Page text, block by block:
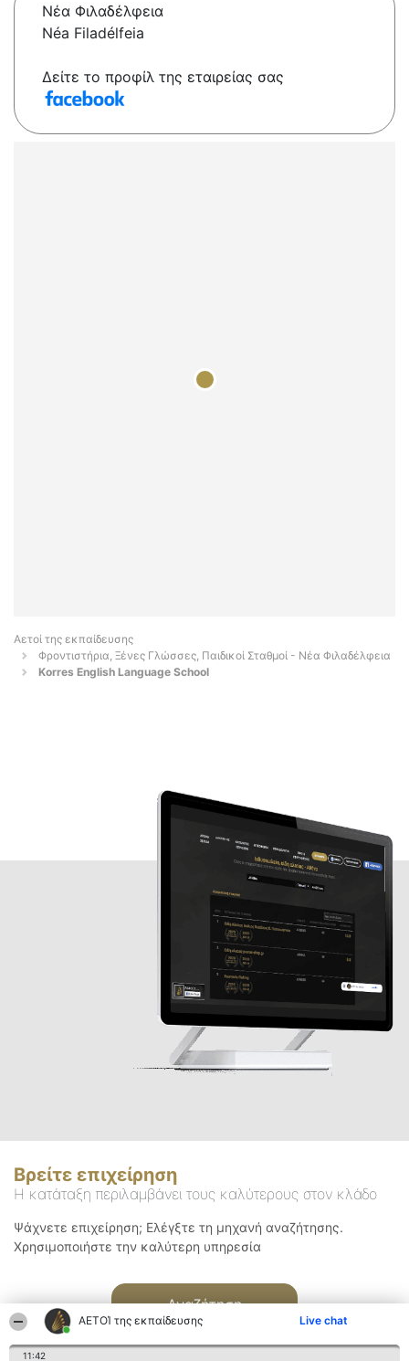
ΑΕΤΟΊ της εκπαίδευσης Live chat
11:42
Νέα Φιλαδέλφεια
Néa Filadélfeia
Δείτε το προφίλ της εταιρείας σας
Αετοί της εκπαίδευσης
Φροντιστήρια, Ξένες Γλώσσες, Παιδικοί Σταθμοί - Νέα Φιλαδέλφεια
Korres English Language School
Βρείτε επιχείρηση
Η κατάταξη περιλαμβάνει τους καλύτερους στον κλάδο
Ψάχνετε επιχείρηση; Ελέγξτε τη μηχανή αναζήτησης.
Χρησιμοποιήστε την καλύτερη υπηρεσία
Αναζήτηση